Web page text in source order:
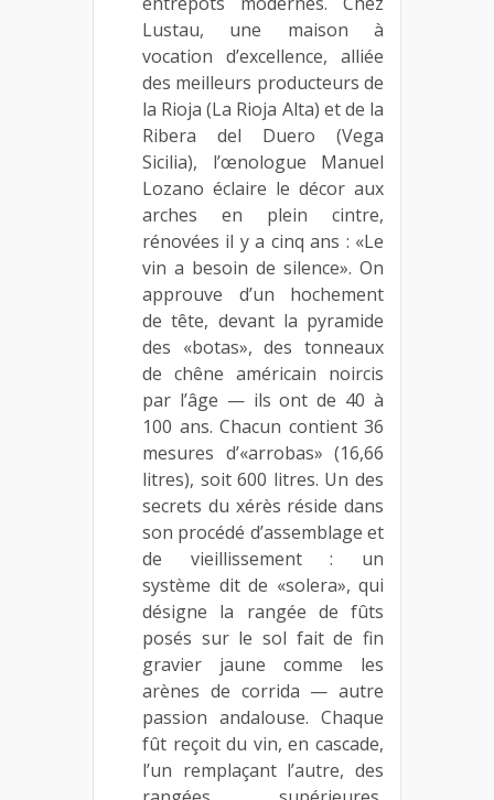
Lustau, une maison à
vocation d’excellence, alliée
des meilleurs producteurs de
la Rioja (La Rioja Alta) et de la
Ribera del Duero (Vega
Sicilia), l’œnologue Manuel
Lozano éclaire le décor aux
arches en plein cintre,
rénovées il y a cinq ans : «Le
vin a besoin de silence». On
approuve d’un hochement
de tête, devant la pyramide
des «botas», des tonneaux
de chêne américain noircis
par l’âge — ils ont de 40 à
100 ans. Chacun contient 36
mesures d’«arrobas» (16,66
litres), soit 600 litres. Un des
secrets du xérès réside dans
son procédé d’assemblage et
de vieillissement : un
système dit de «solera», qui
désigne la rangée de fûts
posés sur le sol fait de fin
gravier jaune comme les
arènes de corrida — autre
passion andalouse. Chaque
fût reçoit du vin, en cascade,
l’un remplaçant l’autre, des